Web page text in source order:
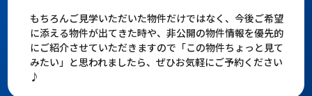
もちろんご見学いただいた物件だけではなく、今後ご希望
に添える物件が出てきた時や、非公開の物件情報を優先的
にご紹介させていただきますので「この物件ちょっと見て
みたい」と思われましたら、ぜひお気軽にご予約ください
♪